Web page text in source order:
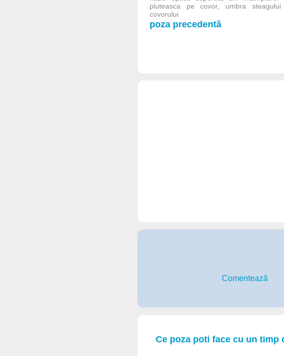
pluteasca pe covor, umbra
covorului
poza precedentă
Comentează
Ce poza poti face cu un timp